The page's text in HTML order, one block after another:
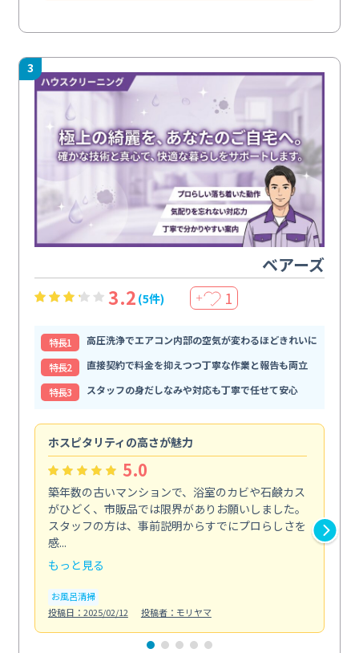
3
ベアーズ
3.2 (5件) ＋ 1
特⻑1
高圧洗浄でエアコン内部の空気が変わるほどきれいに
特⻑2
直接契約で料金を抑えつつ丁寧な作業と報告も両立
特⻑3
スタッフの身だしなみや対応も丁寧で任せて安心
ホスピタリティの高さが魅力
5.0
築年数の古いマンションで、浴室のカビや石鹸カス
がひどく、市販品では限界がありお願いしました。
スタッフの方は、事前説明からすでにプロらしさを
感...
もっと見る
お風呂清掃
投稿日：2025/02/12
投稿者：モリヤマ